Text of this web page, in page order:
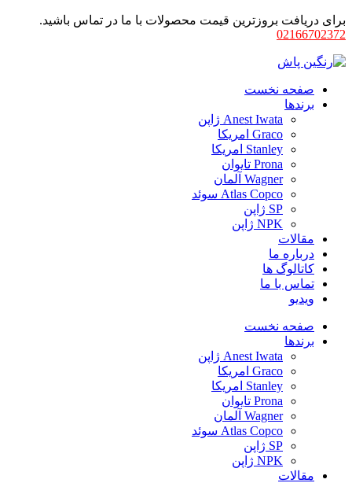
برای دریافت بروزترین قیمت محصولات با ما در تماس باشید.
02166702372
صفحه نخست
برندها
Anest Iwata ژاپن
Graco امریکا
Stanley امریکا
Prona تایوان
Wagner آلمان
Atlas Copco سوئد
SP ژاپن
NPK ژاپن
مقالات
درباره ما
کاتالوگ ها
تماس با ما
ویدیو
صفحه نخست
برندها
Anest Iwata ژاپن
Graco امریکا
Stanley امریکا
Prona تایوان
Wagner آلمان
Atlas Copco سوئد
SP ژاپن
NPK ژاپن
مقالات